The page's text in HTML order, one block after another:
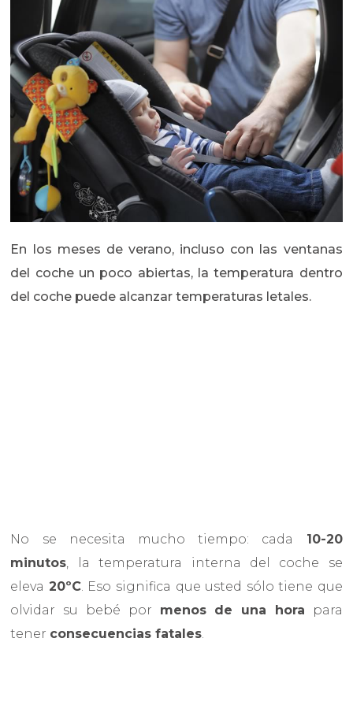
En los meses de verano, incluso con las ventanas
del coche un poco abiertas, la temperatura dentro
del coche puede alcanzar temperaturas letales.
No se necesita mucho tiempo: cada 10-20
minutos, la temperatura interna del coche se
eleva 20ºC. Eso significa que usted sólo tiene que
olvidar su bebé por menos de una hora para
tener consecuencias fatales.